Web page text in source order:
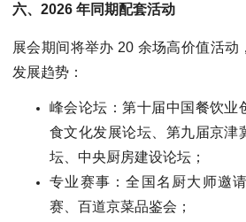
六、2026 年同期配套活动
展会期间将举办 20 余场高价值活动
发展趋势：
峰会论坛：第十届中国餐饮业
食文化发展论坛、第九届京津
坛、中央厨房建设论坛；
专业赛事：全国名厨大师邀
赛、百道京菜品鉴会；